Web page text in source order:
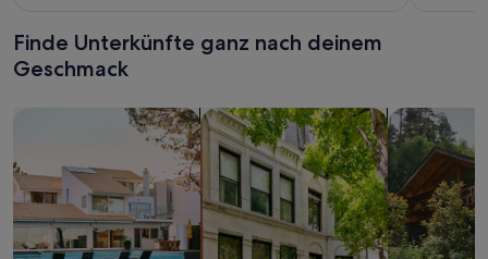
Finde Unterkünfte ganz nach deinem
Geschmack
Suche nach FerienhäusernSuche nach Ferienwohnungen oder
Suche nach